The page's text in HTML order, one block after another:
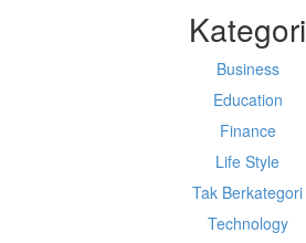
Kategori
Business
Education
Finance
Life Style
Tak Berkategori
Technology